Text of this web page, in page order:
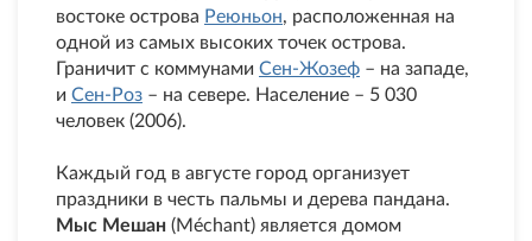
востоке острова Реюньон, расположенная на
одной из самых высоких точек острова.
Граничит с коммунами Сен-Жозеф – на западе,
и Сен-Роз – на севере. Население – 5 030
человек (2006).
Каждый год в августе город организует
праздники в честь пальмы и дерева пандана.
Мыс Мешан (Méchant) является домом